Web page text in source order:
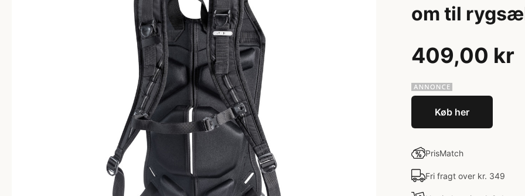
om til
409,00 kr
Køb her
PrisMatch
Fri fragt over kr. 349